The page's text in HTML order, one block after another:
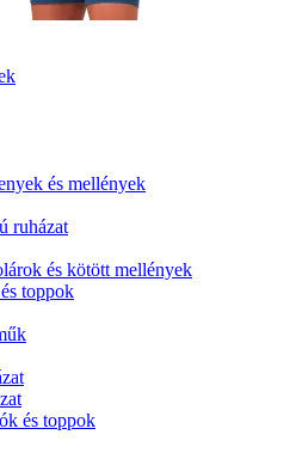
és mellények
ruházat
és kötött mellények
toppok
és toppok